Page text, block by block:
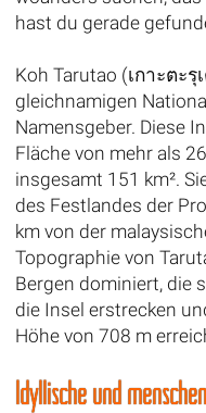
hast du gerade
Koh Tarutao (เกาะตะ
gleichnamigen
Namensgeber. Diese
Fläche von mehr als
insgesamt 151 km².
des Festlandes der
km von der
Topographie von
Bergen dominiert, die
die Insel erstrecken
Höhe von 708 m
Idyllische und